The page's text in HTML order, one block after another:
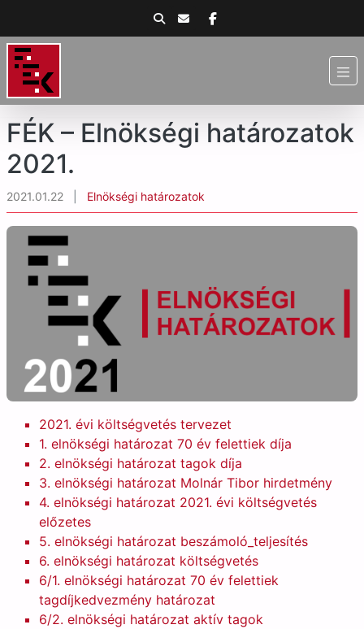
FÉK – Elnökségi határozatok
2021.
2021.01.22 Elnökségi határozatok
2021. évi költségvetés tervezet
1. elnökségi határozat 70 év felettiek díja
2. elnökségi határozat tagok díja
3. elnökségi határozat Molnár Tibor hirdetmény
4. elnökségi határozat 2021. évi költségvetés
előzetes
5. elnökségi határozat beszámoló_teljesítés
6. elnökségi határozat költségvetés
6/1. elnökségi határozat 70 év felettiek
tagdíjkedvezmény határozat
6/2. elnökségi határozat aktív tagok